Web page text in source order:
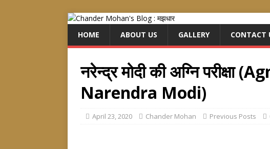
HOME ABOUT US GALLERY CONTACT
नरेन्द्र मोदी की अग्नि परीक्षा
Narendra Modi)
April 23, 2020 Chander Mohan Previous Posts